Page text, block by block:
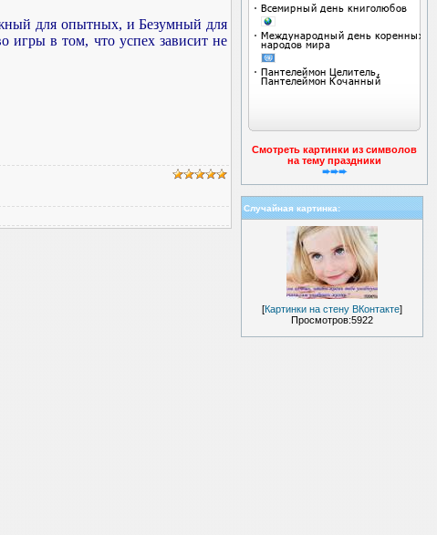
для опытных, и Безумный для
игры в том, что успех зависит не
Смотреть картинки из символов
на тему праздники
➨➨➨
Случайная картинка:
[Картинки на стену ВКонтакте]
Просмотров:5922